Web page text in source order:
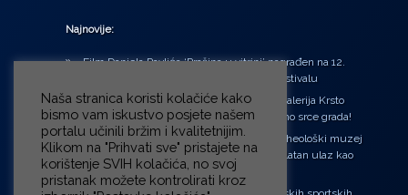
Najnovije:
Film Daniela Pavlića ‘Prašina u vitrini’ nagrađen na 12.
Green Montenegro International Film Festivalu
U središtu Petrinje otvorena obnovljena Galerija Krsto
Hegedušić: Kultura vraćena kući, u samo srce grada!
Od petka do nedjelje (31.7. – 2.8.2026.) Arheološki muzej
u Zagrebu otvara vrata građanima: Besplatan ulaz kao
zaklon od toplinskog vala
Naša stranica koristi kolačiće kako
bismo vam iskustvo posjete našem
portalu učinili bržim i kvalitetnijim.
Klikom na "Prihvati sve" pristajete na
korištenje SVIH kolačića, no svoj
pristanak možete kontrolirati kroz